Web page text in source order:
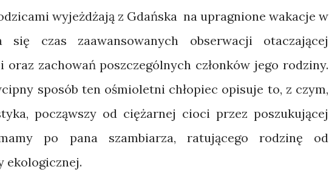
wyjeżdżają z Gdańska na upragnione wakacje w
się czas zaawansowanych obserwacji otaczającej
oraz zachowań poszczególnych członków jego rodziny.
sposób ten ośmioletni chłopiec opisuje to, z czym,
począwszy od ciężarnej cioci przez poszukującej
po pana szambiarza, ratującego rodzinę od
ekologicznej.